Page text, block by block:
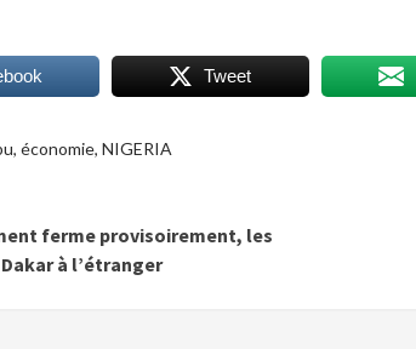
Tweet
, économie, NIGERIA
ferme provisoirement, les
à l’étranger